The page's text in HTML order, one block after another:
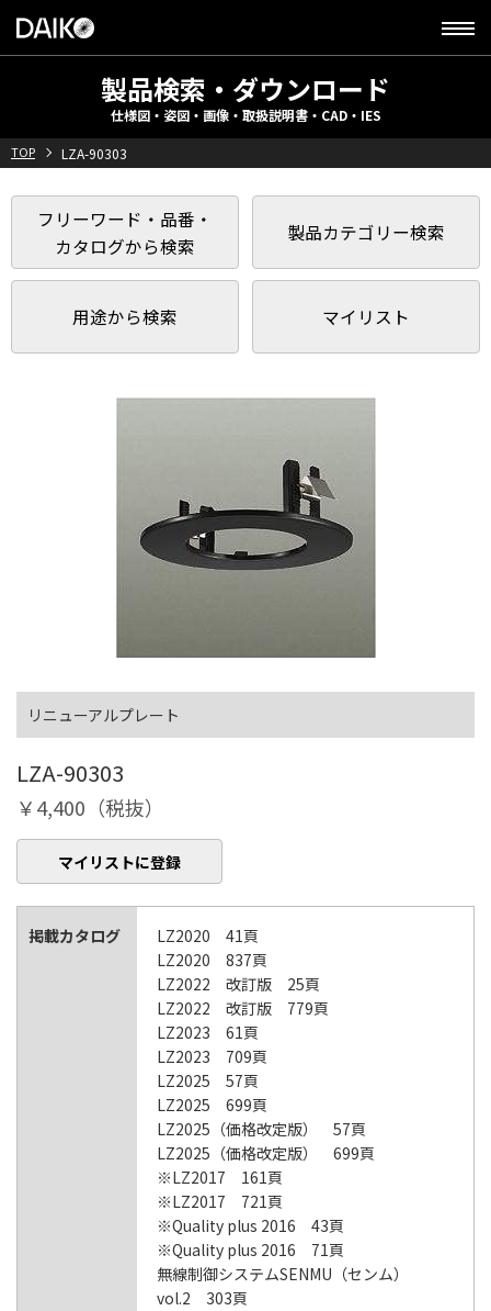
製品検索・ダウンロード
仕様図・姿図・画像・取扱説明書・CAD・IES
TOP LZA-90303
フリーワード・品番・
カタログから検索
製品カテゴリー検索
用途から検索 マイリスト
リニューアルプレート
LZA-90303
￥4,400（税抜）
マイリストに登録
掲載カタログ
LZ2020 41頁
LZ2020 837頁
LZ2022 改訂版 25頁
LZ2022 改訂版 779頁
LZ2023 61頁
LZ2023 709頁
LZ2025 57頁
LZ2025 699頁
LZ2025（価格改定版） 57頁
LZ2025（価格改定版） 699頁
※LZ2017 161頁
※LZ2017 721頁
※Quality plus 2016 43頁
※Quality plus 2016 71頁
無線制御システムSENMU（センム）
vol.2 303頁